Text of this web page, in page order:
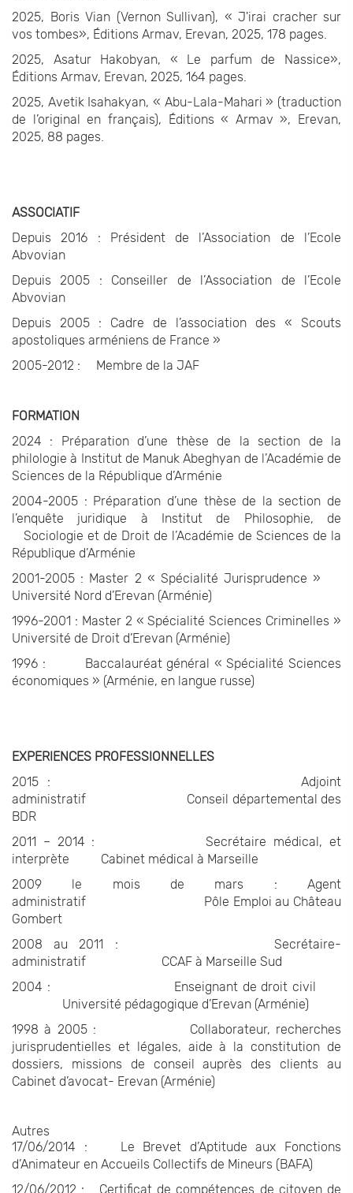
2025, Boris Vian (Vernon Sullivan), « J'irai cracher sur
vos tombes», Éditions Armav, Erevan, 2025, 178 pages.
2025, Asatur Hakobyan, « Le parfum de Nassice»,
Éditions Armav, Erevan, 2025, 164 pages.
2025, Avetik Isahakyan, « Abu-Lala-Mahari » (traduction
de l’original en français), Éditions « Armav », Erevan,
2025, 88 pages.
ASSOCIATIF
Depuis 2016 : Président de l’Association de l’Ecole
Abvovian
Depuis 2005 : Conseiller de l’Association de l’Ecole
Abvovian
Depuis 2005 : Cadre de l’association des « Scouts
apostoliques arméniens de France »
2005-2012 : Membre de la JAF
FORMATION
2024 : Préparation d’une thèse de la section de la
philologie à Institut de Manuk Abeghyan de l’Académie de
Sciences de la République d’Arménie
2004-2005 : Préparation d’une thèse de la section de
l’enquête juridique à Institut de Philosophie, de
Sociologie et de Droit de l’Académie de Sciences de la
République d’Arménie
2001-2005 : Master 2 « Spécialité Jurisprudence »
Université Nord d’Erevan (Arménie)
1996-2001 : Master 2 « Spécialité Sciences Criminelles »
Université de Droit d’Erevan (Arménie)
1996 : Baccalauréat général « Spécialité Sciences
économiques » (Arménie, en langue russe)
EXPERIENCES PROFESSIONNELLES
2015 : Adjoint
administratif Conseil départemental des
BDR
2011 – 2014 : Secrétaire médical, et
interprète Cabinet médical à Marseille
2009 le mois de mars : Agent
administratif Pôle Emploi au Château
Gombert
2008 au 2011 : Secrétaire-
administratif CCAF à Marseille Sud
2004 : Enseignant de droit civil
Université pédagogique d’Erevan (Arménie)
1998 à 2005 : Collaborateur, recherches
jurisprudentielles et légales, aide à la constitution de
dossiers, missions de conseil auprès des clients au
Cabinet d’avocat- Erevan (Arménie)
Autres
17/06/2014 : Le Brevet d’Aptitude aux Fonctions
d’Animateur en Accueils Collectifs de Mineurs (BAFA)
12/06/2012 : Certificat de compétences de citoyen de